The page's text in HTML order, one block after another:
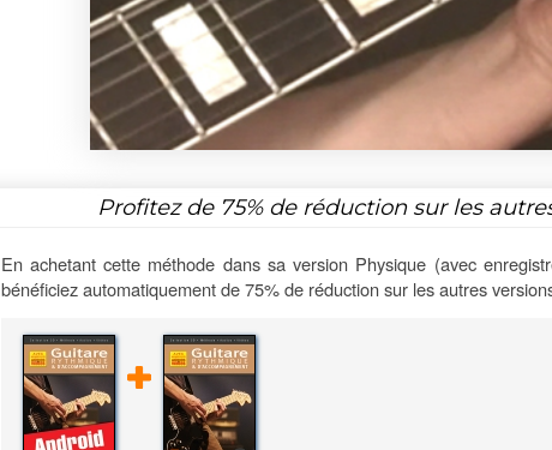
Profitez de 75%de réduction sur les
En achetant cette méthode dans sa version Physique (avec
bénéficiez automatiquement de 75% de réduction sur les autres